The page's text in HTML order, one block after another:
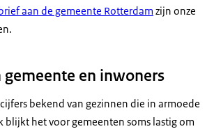
aan de gemeente Rotterdam zijn onze
gemeente en inwoners
bekend van gezinnen die in armoede
blijkt het voor gemeenten soms lastig om